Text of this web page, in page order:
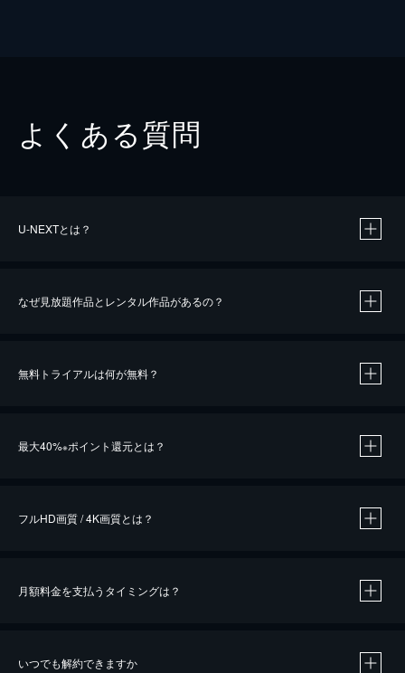
よくある質問
U-NEXTとは？
なぜ見放題作品とレンタル作品があるの？
無料トライアルは何が無料？
最大40%※ポイント還元とは？
※40％ポイント還元の対象は、クレジットカード決済による作品の購入 / レンタルです。
iOSアプリのUコイン決済による作品の購入 / レンタルは、20％のポイント還元です。
フルHD画質 / 4K画質とは？
月額料金を支払うタイミングは？
いつでも解約できますか